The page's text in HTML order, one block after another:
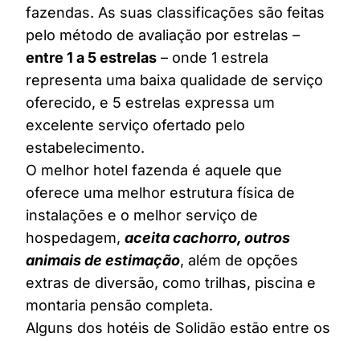
fazendas. As suas classificações são feitas
pelo método de avaliação por estrelas –
entre 1 a 5 estrelas – onde 1 estrela
representa uma baixa qualidade de serviço
oferecido, e 5 estrelas expressa um
excelente serviço ofertado pelo
estabelecimento.
O melhor hotel fazenda é aquele que
oferece uma melhor estrutura física de
instalações e o melhor serviço de
hospedagem, aceita cachorro, outros
animais de estimação, além de opções
extras de diversão, como trilhas, piscina e
montaria pensão completa.
Alguns dos hotéis de Solidão estão entre os